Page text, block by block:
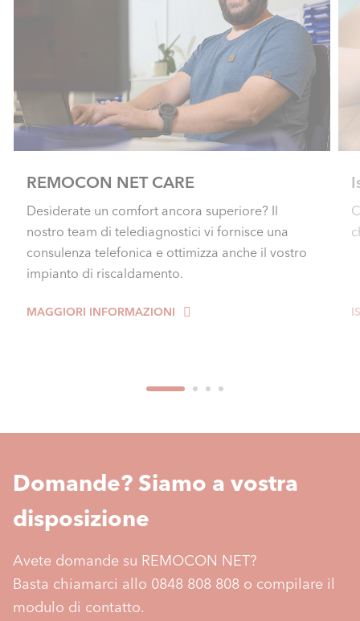
REMOCON NET CARE
Desiderate un comfort ancora superiore? Il
nostro team di telediagnostici vi fornisce una
consulenza telefonica e ottimizza anche il vostro
impianto di riscaldamento.
MAGGIORI INFORMAZIONI
Domande? Siamo a vostra
disposizione
Avete domande su REMOCON NET?
Basta chiamarci allo 0848 808 808 o compilare il
modulo di contatto.